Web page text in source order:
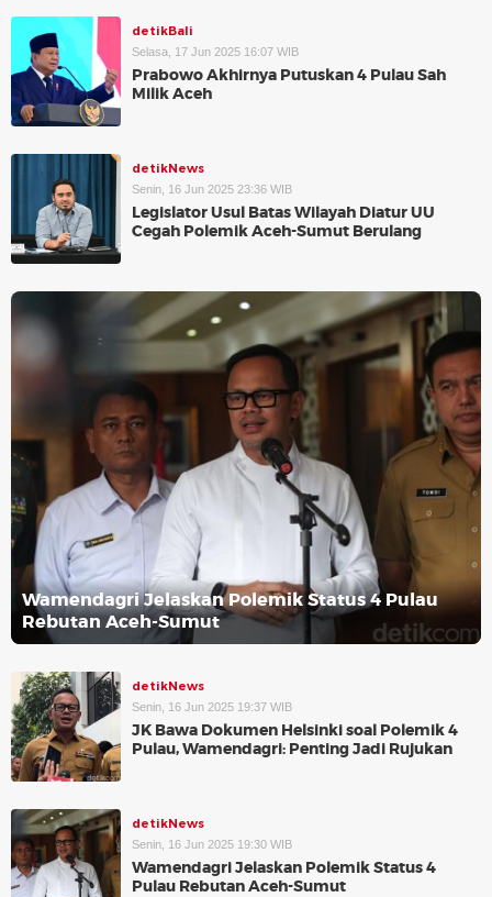
detikBali
Selasa, 17 Jun 2025 16:07 WIB
Prabowo Akhirnya Putuskan 4 Pulau Sah
Milik Aceh
detikNews
Senin, 16 Jun 2025 23:36 WIB
Legislator Usul Batas Wilayah Diatur UU
Cegah Polemik Aceh-Sumut Berulang
Wamendagri Jelaskan Polemik Status 4 Pulau
Rebutan Aceh-Sumut
detikNews
Senin, 16 Jun 2025 19:37 WIB
JK Bawa Dokumen Helsinki soal Polemik 4
Pulau, Wamendagri: Penting Jadi Rujukan
detikNews
Senin, 16 Jun 2025 19:30 WIB
Wamendagri Jelaskan Polemik Status 4
Pulau Rebutan Aceh-Sumut